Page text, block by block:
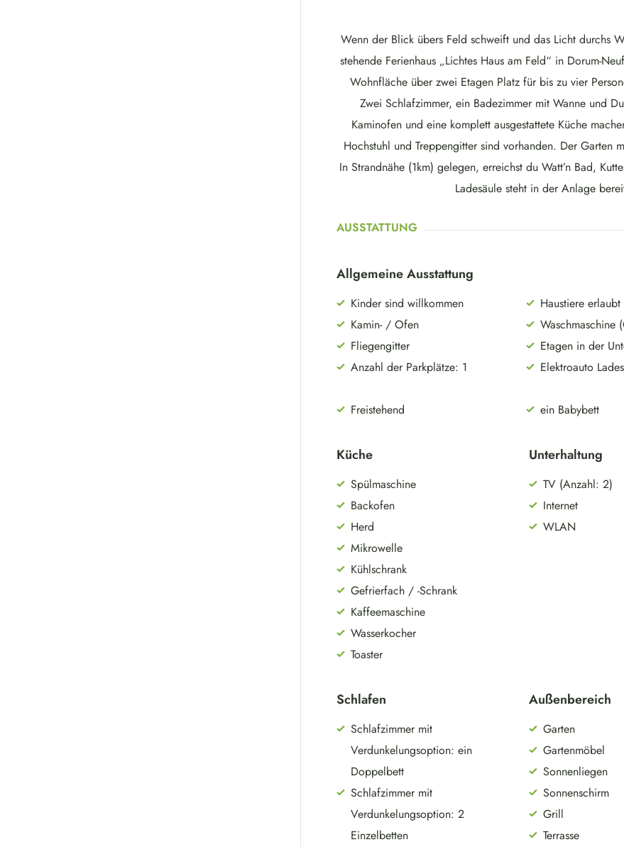
Wenn der Blick übers Feld schweift und das Licht durchs
stehende Ferienhaus „Lichtes Haus am Feld“ in Dorum-
Wohnfläche über zwei Etagen Platz für bis zu vier
Zwei Schlafzimmer, ein Badezimmer mit Wanne und
Kaminofen und eine komplett ausgestattete Küche
Hochstuhl und Treppengitter sind vorhanden. Der Garten
In Strandnähe (1km) gelegen, erreichst du Watt’n Bad,
Ladesäule steht in der Anlage
AUSSTATTUNG
Allgemeine Ausstattung
Kinder sind willkommen Haustiere erlaubt
Kamin- / Ofen
Waschmaschine
Fliegengitter
Etagen in der
Anzahl der Parkplätze: 1
Elektroauto
Freistehend
ein Babybett
Küche
Spülmaschine
Backofen
Herd
Mikrowelle
Kühlschrank
Gefrierfach / -Schrank
Kaffeemaschine
Wasserkocher
Toaster
Unterhaltung
TV (Anzahl: 2)
Internet
WLAN
Schlafen
Schlafzimmer mit
Verdunkelungsoption: ein
Doppelbett
Schlafzimmer mit
Verdunkelungsoption: 2
Einzelbetten
Außenbereich
Garten
Gartenmöbel
Sonnenliegen
Sonnenschirm
Grill
Terrasse